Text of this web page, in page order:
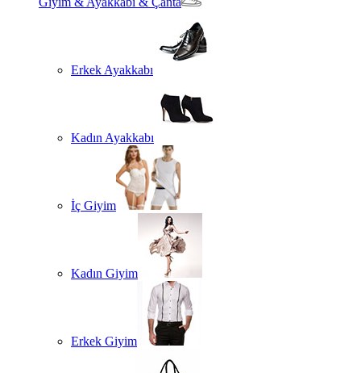
Erkek Ayakkabı
Kadın Ayakkabı
İç Giyim
Kadın Giyim
Erkek Giyim